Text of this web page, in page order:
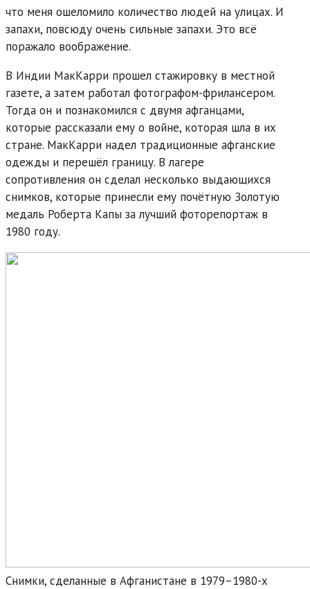
что меня ошеломило количество людей на улицах. И
запахи, повсюду очень сильные запахи. Это всё
поражало воображение.
В Индии МакКарри прошел стажировку в местной
газете, а затем работал фотографом-фрилансером.
Тогда он и познакомился с двумя афганцами,
которые рассказали ему о войне, которая шла в их
стране. МакКарри надел традиционные афганские
одежды и перешёл границу. В лагере
сопротивления он сделал несколько выдающихся
снимков, которые принесли ему почётную Золотую
медаль Роберта Капы за лучший фоторепортаж в
1980 году.
Снимки, сделанные в Афганистане в 1979–1980-х